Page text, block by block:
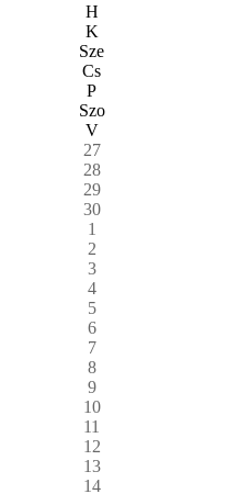
H
K
Sze
Cs
P
Szo
V
27
28
29
30
1
2
3
4
5
6
7
8
9
10
11
12
13
14